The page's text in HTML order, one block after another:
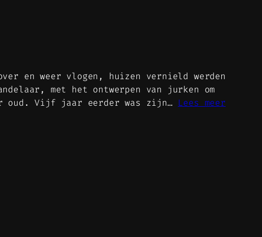
en weer vlogen, huizen vernield werden
met het ontwerpen van jurken om
oud. Vijf jaar eerder was zijn… Lees meer